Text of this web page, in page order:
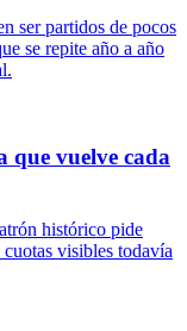
ser partidos de pocos
se repite año a año
que vuelve cada
histórico pide
visibles todavía